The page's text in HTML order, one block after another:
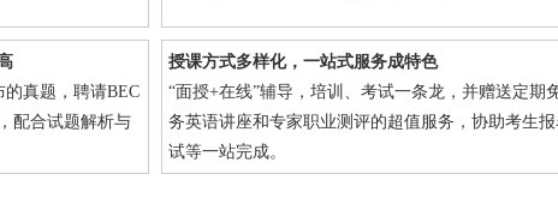
真题，聘请BEC
配合试题解析与
授课方式多样化，一站式服务成特色
“面授+在线”辅导，培训、考试一条龙，并赠送定期
务英语讲座和专家职业测评的超值服务，协助考生
试等一站完成。